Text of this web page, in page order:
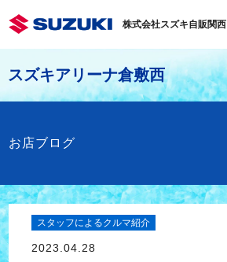
株式会社スズキ自販関西
スズキアリーナ倉敷西
お店ブログ
スタッフによるクルマ紹介
2023.04.28